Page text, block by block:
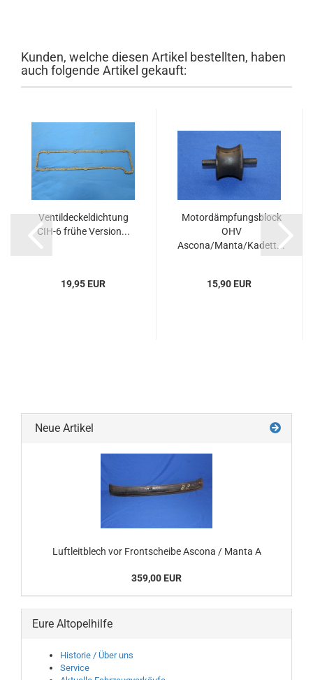
Kunden, welche diesen Artikel bestellten, haben
auch folgende Artikel gekauft:
Ventildeckeldichtung
CIH-6 frühe Version...
19,95 EUR
Motordämpfungsblock
OHV
Ascona/Manta/Kadett...
15,90 EUR
Neue Artikel
Luftleitblech vor Frontscheibe Ascona / Manta A
359,00 EUR
Eure Altopelhilfe
Historie / Über uns
Service